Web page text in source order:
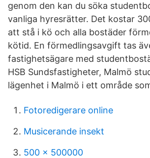
genom den kan du söka
vanliga hyresrätter. Det kostar
att stå i kö och alla bostäder
kötid. En förmedlingsavgift tas
fastighetsägare med
HSB Sundsfastigheter, Malmö
lägenhet i Malmö i ett område
Fotoredigerare online
Musicerande insekt
500 x 500000